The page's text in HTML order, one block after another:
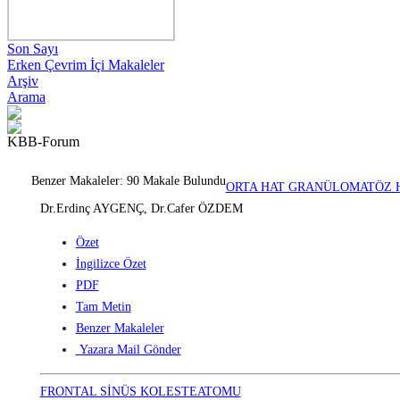
Son Sayı
Erken Çevrim İçi Makaleler
Arşiv
Arama
KBB-Forum
Benzer Makaleler: 90 Makale BulunduORTA HAT GRANÜLOMATÖZ
Dr.Erdinç AYGENÇ, Dr.Cafer ÖZDEM
Özet
İngilizce Özet
PDF
Tam Metin
Benzer Makaleler
Yazara Mail Gönder
FRONTAL SİNÜS KOLESTEATOMU